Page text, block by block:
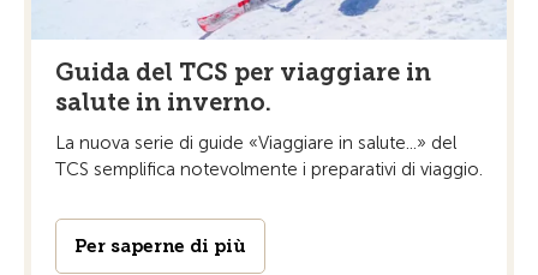
Guida del TCS per viaggiare in
salute in inverno.
La nuova serie di guide «Viaggiare in salute...» del
TCS semplifica notevolmente i preparativi di viaggio.
Per saperne di più